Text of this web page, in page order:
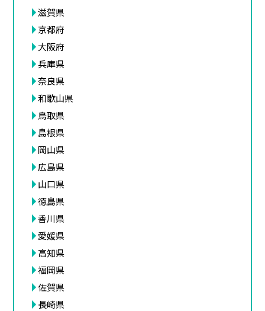
滋賀県
京都府
大阪府
兵庫県
奈良県
和歌山県
鳥取県
島根県
岡山県
広島県
山口県
徳島県
香川県
愛媛県
高知県
福岡県
佐賀県
長崎県